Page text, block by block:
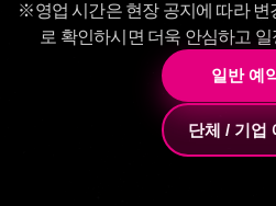
※영업 시간은 현장 공지에 따라 변
로 확인하시면 더욱 안심하고
일반 예
단체 / 기업